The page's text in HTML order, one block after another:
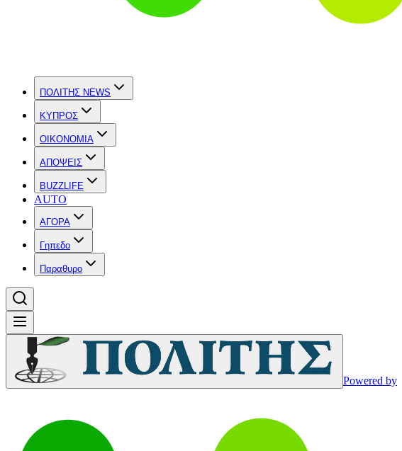
ΠΟΛΙΤΗΣ NEWS
ΚΥΠΡΟΣ
OIKONOMIA
ΑΠΟΨΕΙΣ
BUZZLIFE
AUTO
ΑΓΟΡΑ
Γηπεδο
Παραθυρο
Powered by